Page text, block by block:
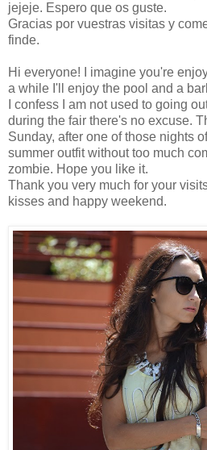
jejeje. Espero que os guste.
Gracias por vuestras visitas y
finde.
Hi everyone! I imagine you're
a while I'll enjoy the pool and a
I confess I am not used to going
during the fair there's no excuse.
Sunday, after one of those nights
summer outfit without too much
zombie. Hope you like it.
Thank you very much for your
kisses and happy weekend.